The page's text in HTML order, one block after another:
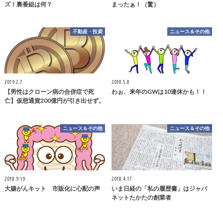
ズ！裏番組は何？
まったぁ！（驚）
不動産・投資
2019.2.7
【男性はクローン病の合併症で死
亡】仮想通貨200億円が引き出せず。
ニュース＆その他
2018.5.8
わぉ、来年のGWは10連休かも！！
ニュース＆その他
2018.9.19
大腸がんキット 市販化に心配の声
ニュース＆その他
2018.4.17
いま日経の「私の履歴書」はジャパ
ネットたかたの創業者